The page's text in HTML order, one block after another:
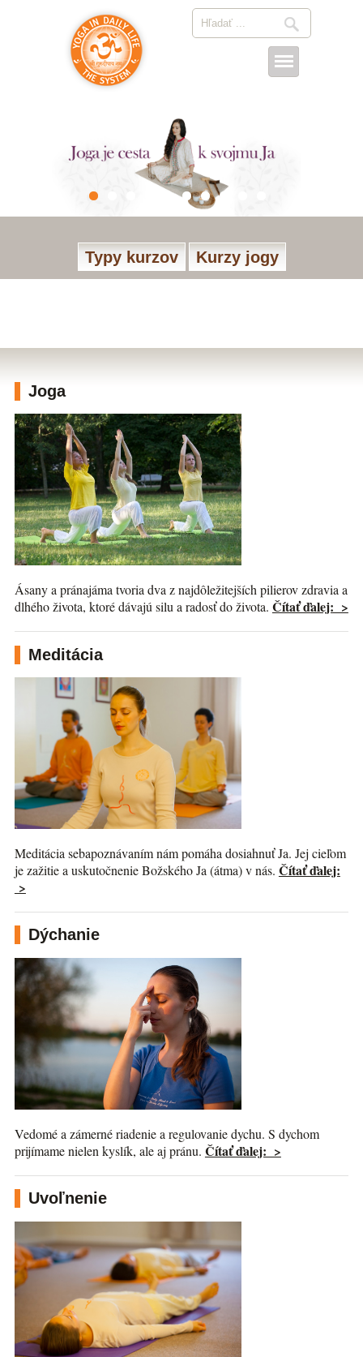
Typy kurzov Kurzy jogy
Joga
Ásany a pránajáma tvoria dva z najdôležitejších pilierov zdravia a
dlhého života, ktoré dávajú silu a radosť do života. Čítať ďalej: >
Meditácia
Meditácia sebapoznávaním nám pomáha dosiahnuť Ja. Jej cieľom
je zažitie a uskutočnenie Božského Ja (átma) v nás. Čítať ďalej:
>
Dýchanie
Vedomé a zámerné riadenie a regulovanie dychu. S dychom
prijímame nielen kyslík, ale aj pránu. Čítať ďalej: >
Uvoľnenie